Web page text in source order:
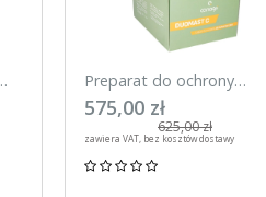
Preparat do ochrony
wymienia w okresie
DuoMast C, Canagri 30
sztuk
575,00 zł
625,00 zł
zawiera VAT, bez kosztów dostawy